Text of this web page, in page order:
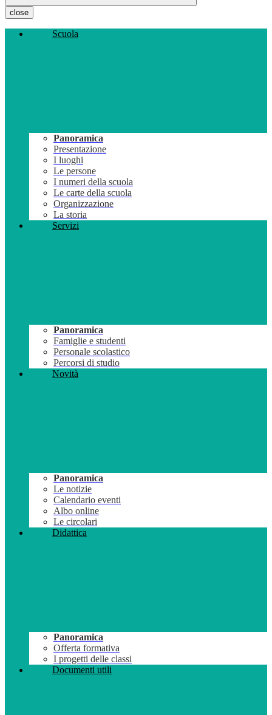
close
Scuola
Panoramica
Presentazione
I luoghi
Le persone
I numeri della scuola
Le carte della scuola
Organizzazione
La storia
Servizi
Panoramica
Famiglie e studenti
Personale scolastico
Percorsi di studio
Novità
Panoramica
Le notizie
Calendario eventi
Albo online
Le circolari
Didattica
Panoramica
Offerta formativa
I progetti delle classi
Documenti utili